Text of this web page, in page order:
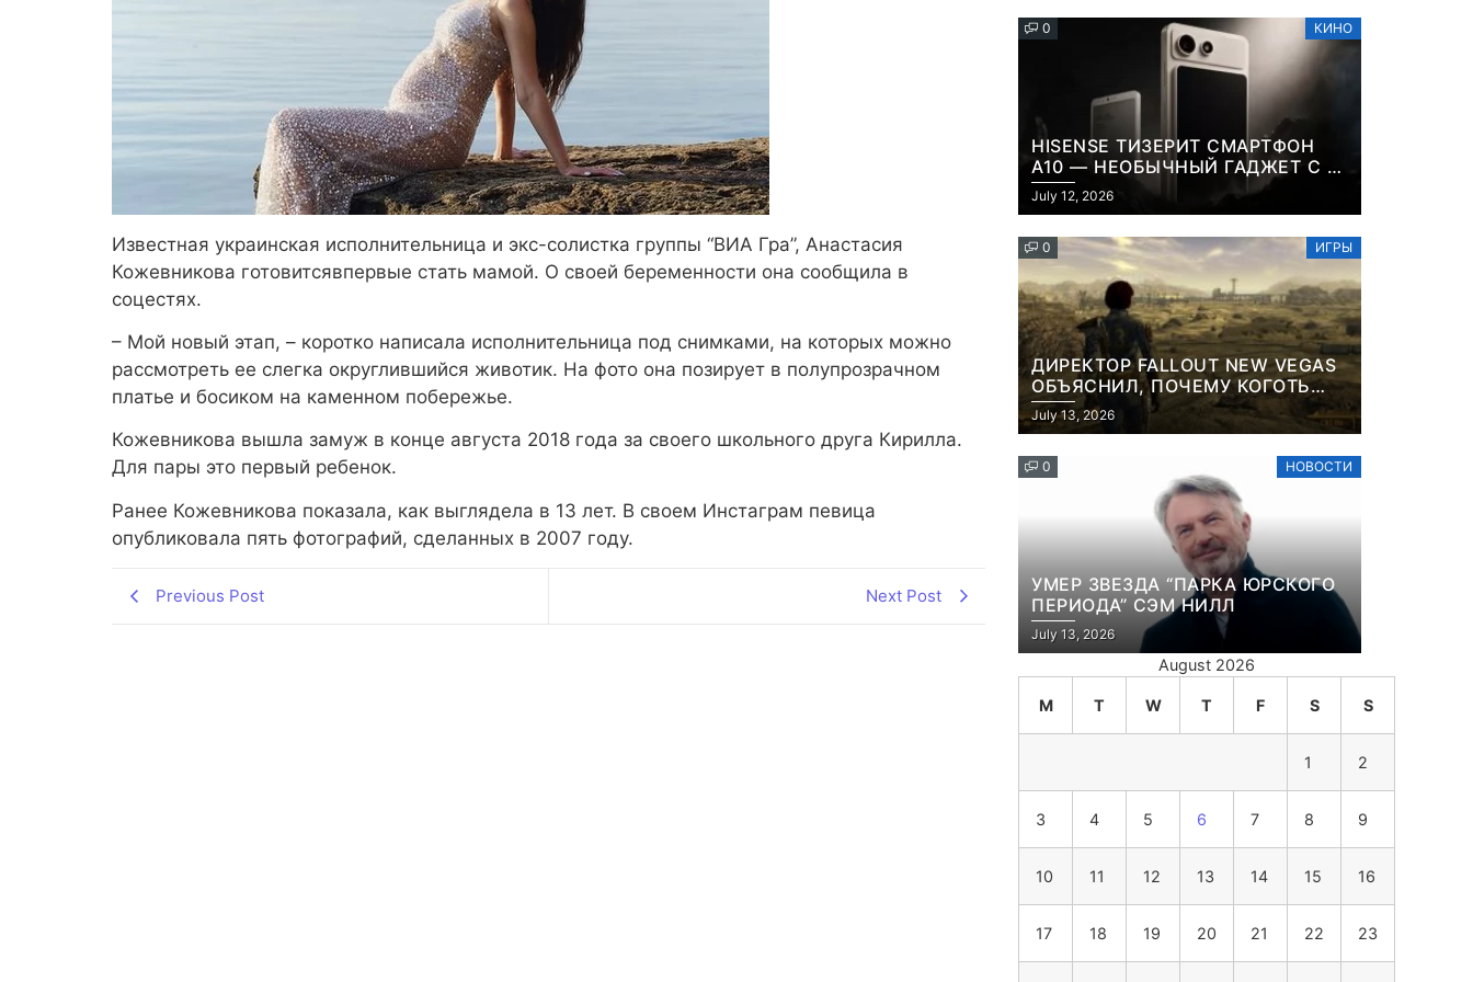
Известная украинская исполнительница и экс-солистка группы “ВИА Гра”, Анастасия
Кожевникова готовитсявпервые стать мамой. О своей беременности она сообщила в
соцестях.
– Мой новый этап, – коротко написала исполнительница под снимками, на которых можно
рассмотреть ее слегка округлившийся животик. На фото она позирует в полупрозрачном
платье и босиком на каменном побережье.
Кожевникова вышла замуж в конце августа 2018 года за своего школьного друга Кирилла.
Для пары это первый ребенок.
Ранее Кожевникова показала, как выглядела в 13 лет. В своем Инстаграм певица
опубликовала пять фотографий, сделанных в 2007 году.
Previous Post Next Post
0 КИНО
HISENSE ТИЗЕРИТ СМАРТФОН
A10 — НЕОБЫЧНЫЙ ГАДЖЕТ С E-
INK-ЭКРАНОМ И СЪЕМНОЙ LCD-
ПАНЕЛЬЮ ДЛЯ ЦВЕТНОГО
July 12, 2026
0 ИГРЫ
ДИРЕКТОР FALLOUT NEW VEGAS
ОБЪЯСНИЛ, ПОЧЕМУ КОГОТЬ
СМЕРТИ У КАРЬЕРА НАМЕРЕННО
СНОСИТ ВАМ ГОЛОВУ
July 13, 2026
0 НОВОСТИ
УМЕР ЗВЕЗДА “ПАРКА ЮРСКОГО
ПЕРИОДА” СЭМ НИЛЛ
July 13, 2026
August 2026
M T W T F S S
1 2
3 4 5 6 7 8 9
10 11 12 13 14 15 16
17 18 19 20 21 22 23